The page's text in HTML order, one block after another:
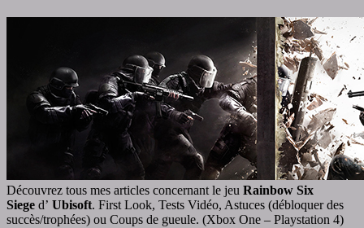
Découvrez tous mes articles concernant le jeu Rainbow Six
Siege d’ Ubisoft. First Look, Tests Vidéo, Astuces (débloquer des
succès/trophées) ou Coups de gueule. (Xbox One – Playstation 4)